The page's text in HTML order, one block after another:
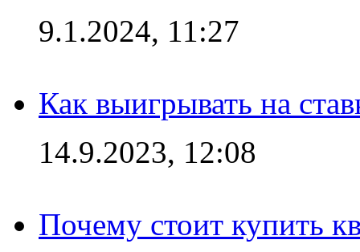
9.1.2024, 11:27
Как выигрывать на
14.9.2023, 12:08
Почему стоит купить